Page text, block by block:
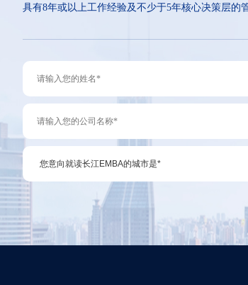
具有8年或以上工作经验及不少于5年核心决策层的